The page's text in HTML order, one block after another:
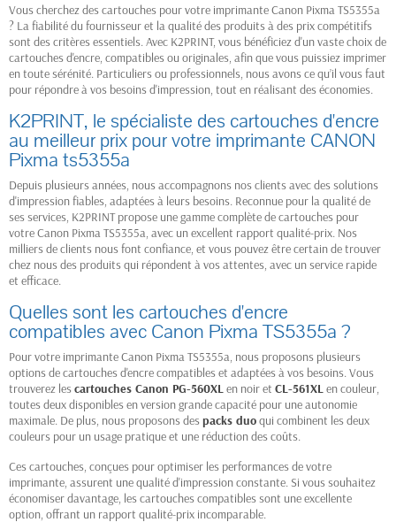
Vous cherchez des cartouches pour votre imprimante Canon Pixma TS5355a
? La fiabilité du fournisseur et la qualité des produits à des prix compétitifs
sont des critères essentiels. Avec K2PRINT, vous bénéficiez d'un vaste choix de
cartouches d'encre, compatibles ou originales, afin que vous puissiez imprimer
en toute sérénité. Particuliers ou professionnels, nous avons ce qu’il vous faut
pour répondre à vos besoins d'impression, tout en réalisant des économies.
K2PRINT, le spécialiste des cartouches d'encre
au meilleur prix pour votre imprimante CANON
Pixma ts5355a
Depuis plusieurs années, nous accompagnons nos clients avec des solutions
d'impression fiables, adaptées à leurs besoins. Reconnue pour la qualité de
ses services, K2PRINT propose une gamme complète de cartouches pour
votre Canon Pixma TS5355a, avec un excellent rapport qualité-prix. Nos
milliers de clients nous font confiance, et vous pouvez être certain de trouver
chez nous des produits qui répondent à vos attentes, avec un service rapide
et efficace.
Quelles sont les cartouches d'encre
compatibles avec Canon Pixma TS5355a ?
Pour votre imprimante Canon Pixma TS5355a, nous proposons plusieurs
options de cartouches d'encre compatibles et adaptées à vos besoins. Vous
trouverez lescartouches Canon PG-560XLen noir et CL-561XLen couleur,
toutes deux disponibles en version grande capacité pour une autonomie
maximale. De plus, nous proposons despacks duoqui combinent les deux
couleurs pour un usage pratique et une réduction des coûts.
Ces cartouches, conçues pour optimiser les performances de votre
imprimante, assurent une qualité d'impression constante. Si vous souhaitez
économiser davantage, les cartouches compatibles sont une excellente
option, offrant un rapport qualité-prix incomparable.